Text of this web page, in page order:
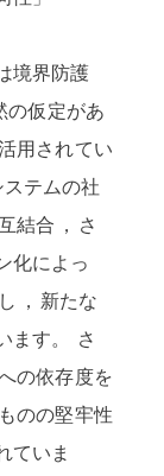
境界防護
仮定があ
用されてい
テムの社
結合 ， さ
化によっ
， 新たな
ます。
さ
の依存度を
のの堅牢性
ていま